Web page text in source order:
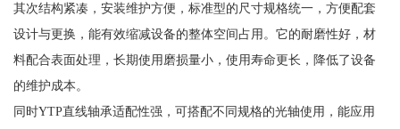
其次结构紧凑，安装维护方便，标准型的尺寸规格统一，方便配套
设计与更换，能有效缩减设备的整体空间占用。它的耐磨性好，材
料配合表面处理，长期使用磨损量小，使用寿命更长，降低了设备
的维护成本。
同时YTP直线轴承适配性强，可搭配不同规格的光轴使用，能应用